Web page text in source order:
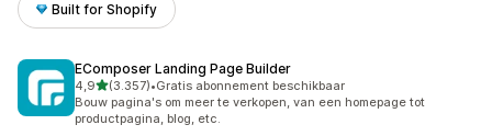
Built for Shopify
EComposer Landing Page Builder
4,9van 5 sterren
(3.357)
3357 recensies in totaal
•Gratis abonnement beschikbaar
Bouw pagina's om meer te verkopen, van een homepage tot
productpagina, blog, etc.